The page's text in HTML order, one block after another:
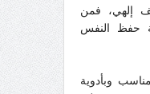
إلهي، فمن
حفظ النفس
وبأدوية